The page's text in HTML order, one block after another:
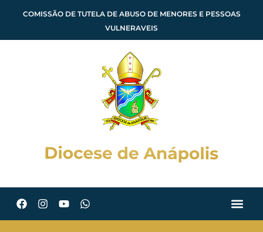
COMISSÃO DE TUTELA DE ABUSO DE MENORES E PESSOAS
VULNERAVEIS